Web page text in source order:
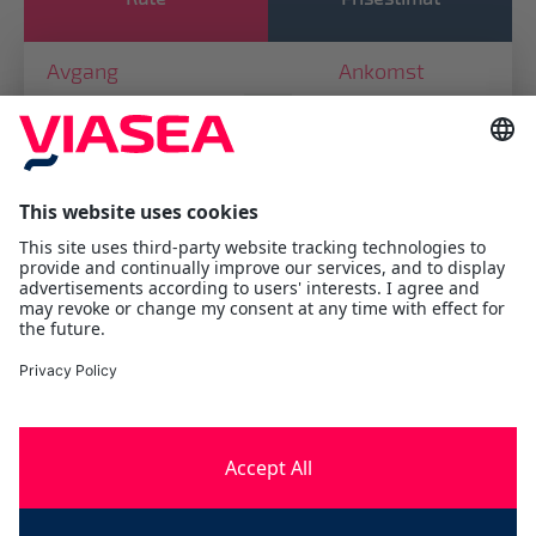
Avgang Ankomst
Viasea Shipping AS
Værftsgata 1 C
1511 Moss
Tlf:+47 69 25 70 00
contact@viasea.com